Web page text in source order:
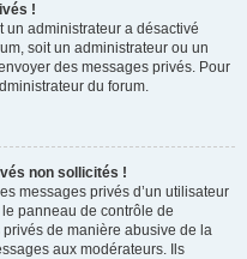
!
un administrateur a désactivé
soit un administrateur ou un
des messages privés. Pour
du forum.
non sollicités !
messages privés d’un utilisateur
panneau de contrôle de
privés de manière abusive de la
aux modérateurs. Ils